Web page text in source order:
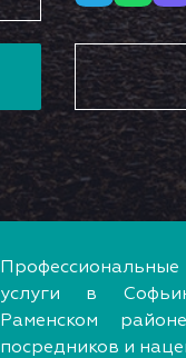
Профессиональные
услуги в
Раменском
посредников и